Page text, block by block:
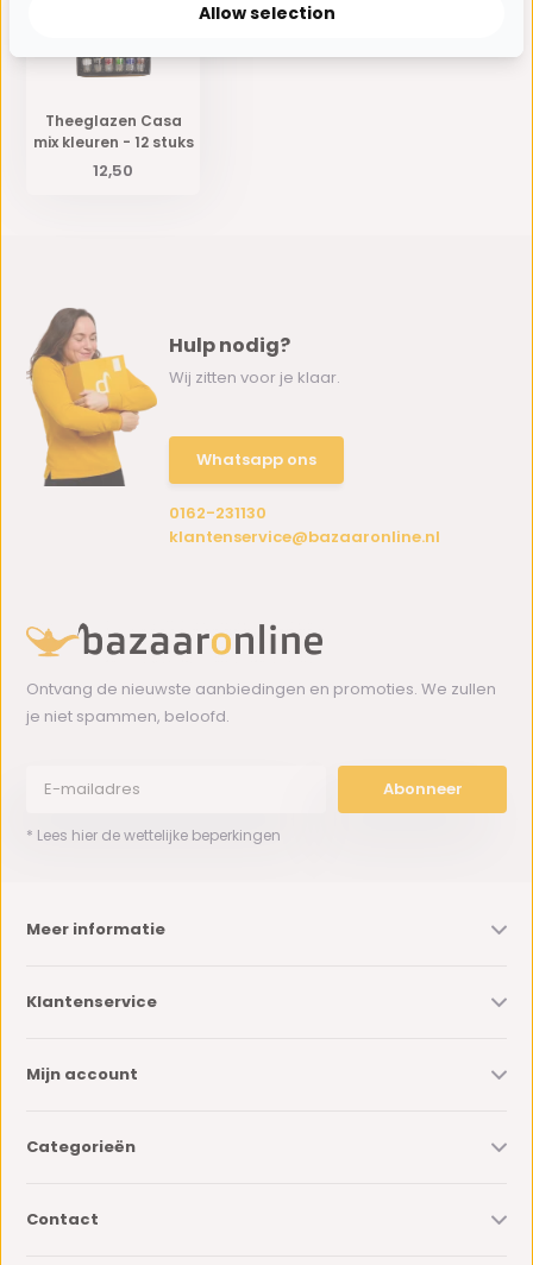
Theeglazen Casa
mix kleuren - 12 stuks
12,50
Hulp nodig?
Wij zitten voor je klaar.
Whatsapp ons
0162-231130
klantenservice@bazaaronline.nl
Ontvang de nieuwste aanbiedingen en promoties. We zullen
je niet spammen, beloofd.
Abonneer
* Lees hier de wettelijke beperkingen
Meer informatie
Klantenservice
Mijn account
Categorieën
Contact
Allow selection